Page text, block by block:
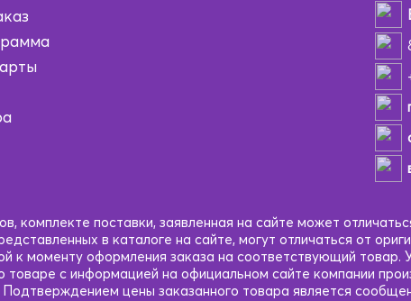
комплекте поставки, заявленная на сайте может
в каталоге на сайте, могут отличаться от
к моменту оформления заказа на соответствующий товар.
с информацией на официальном сайте компании
цены заказанного товара является